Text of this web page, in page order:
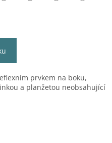
prvkem na boku,
a planžetou neobsahující